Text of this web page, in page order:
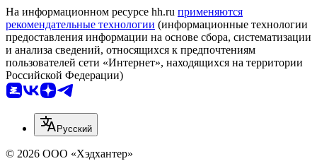
На информационном ресурсе hh.ru применяются
рекомендательные технологии (информационные технологии
предоставления информации на основе сбора, систематизации
и анализа сведений, относящихся к предпочтениям
пользователей сети «Интернет», находящихся на территории
Российской Федерации)
Русский
© 2026 ООО «Хэдхантер»